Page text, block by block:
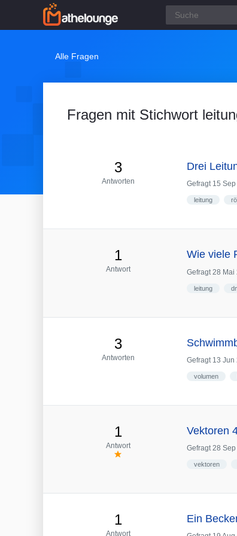
Alle Fragen
Fragen mit Stichwort
3
Antworten
Drei
Gefragt 15
leitung
1
Antwort
Wie viele
Gefragt 28 Mai
leitung
3
Antworten Gefragt 13 Jun
volumen
1
Antwort
Vektoren
Gefragt 28
vektoren
1
Antwort
Ein